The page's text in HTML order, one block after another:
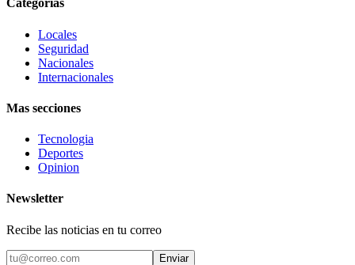
Categorias
Locales
Seguridad
Nacionales
Internacionales
Mas secciones
Tecnologia
Deportes
Opinion
Newsletter
Recibe las noticias en tu correo
Enviar